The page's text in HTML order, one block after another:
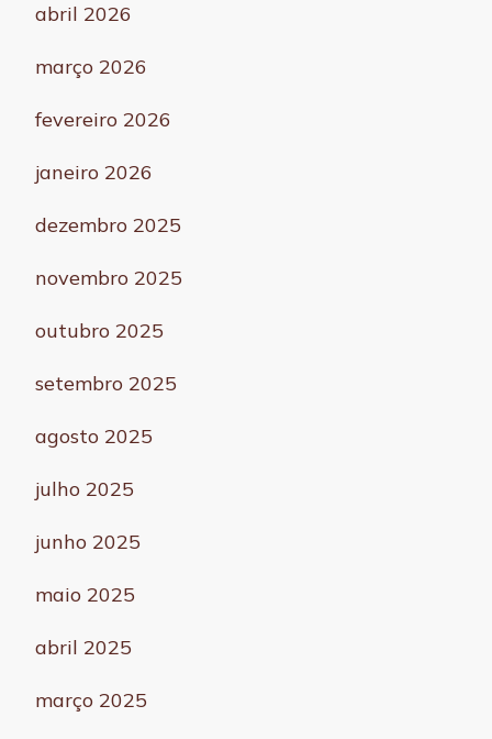
abril 2026
março 2026
fevereiro 2026
janeiro 2026
dezembro 2025
novembro 2025
outubro 2025
setembro 2025
agosto 2025
julho 2025
junho 2025
maio 2025
abril 2025
março 2025